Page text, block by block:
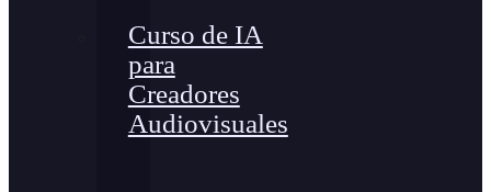
Curso de IA
para
Creadores
Audiovisuales